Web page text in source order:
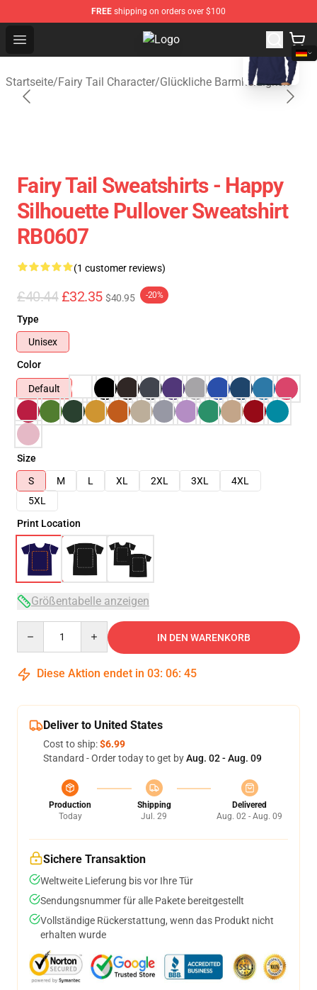
FREE shipping on orders over $100
Open menu Fairy Tail Store - Official Fairy Tail
Startseite/Fairy Tail Character/Glückliche Barmherzigkeit
blank template
Fairy Tail Sweatshirts - Happy
Silhouette Pullover Sweatshirt
RB0607
(1 customer reviews)
£40.44 £32.35 $40.95 -20%
Type
Unisex
Color
Default
Size
S
M L XL 2XL 3XL
4XL
5XL
Print Location
Größentabelle anzeigen
IN DEN WARENKORB
Diese Aktion endet in 03: 06: 45
Deliver to United States
Cost to ship:$6.99
Standard - Order today to get byAug. 02 - Aug. 09
Production
Today
Shipping
Jul. 29
Delivered
Aug. 02 - Aug. 09
Sichere Transaktion
Weltweite Lieferung bis vor Ihre Tür
Sendungsnummer für alle Pakete bereitgestellt
Vollständige Rückerstattung, wenn das Produkt nicht
erhalten wurde